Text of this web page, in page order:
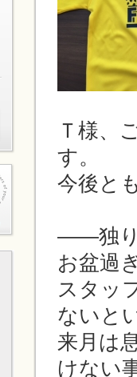
Ｔ様、
す。
今後と
——独
お盆過
スタッ
ないと
来月は
けない